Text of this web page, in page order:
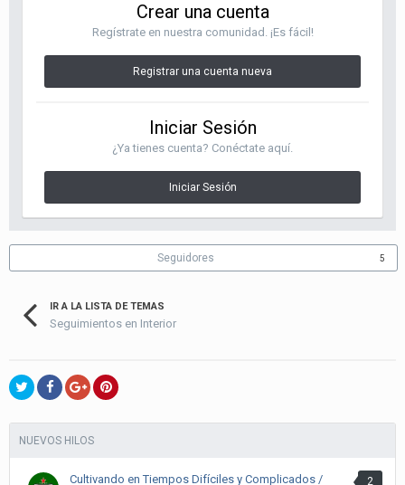
Crear una cuenta
Regístrate en nuestra comunidad. ¡Es fácil!
Registrar una cuenta nueva
Iniciar Sesión
¿Ya tienes cuenta? Conéctate aquí.
Iniciar Sesión
Seguidores 5
IR A LA LISTA DE TEMAS
Seguimientos en Interior
NUEVOS HILOS
2
Cultivando en Tiempos Difíciles y Complicados /